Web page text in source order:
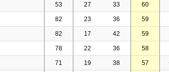
53 27 33 60
82 23 36 59
82 17 42 59
78 22 36 58
71 19 38 57